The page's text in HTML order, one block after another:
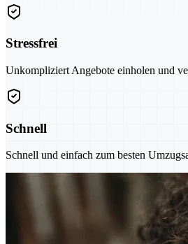
Stressfrei
Unkompliziert Angebote einholen und
Schnell
Schnell und einfach zum besten